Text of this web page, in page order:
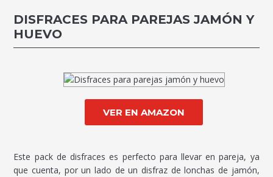
DISFRACES PARA PAREJAS JAMÓN Y
HUEVO
VER EN AMAZON
Este pack de disfraces es perfecto para llevar en pareja, ya
que cuenta, por un lado de un disfraz de lonchas de jamón,